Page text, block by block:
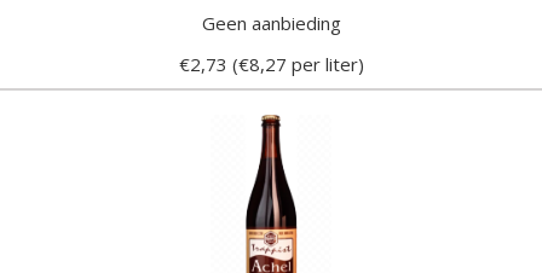
Geen aanbieding
€2,73 (€8,27 per liter)